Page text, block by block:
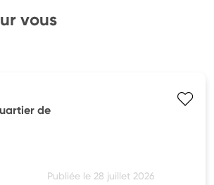
vous
de
Publiée le 28 juillet 2026